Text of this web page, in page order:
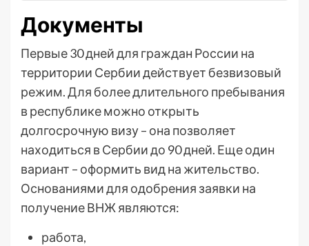
Документы
Первые 30 дней для граждан России на
территории Сербии действует безвизовый
режим. Для более длительного пребывания
в республике можно открыть
долгосрочную визу – она позволяет
находиться в Сербии до 90 дней. Еще один
вариант – оформить вид на жительство.
Основаниями для одобрения заявки на
получение ВНЖ являются:
работа,